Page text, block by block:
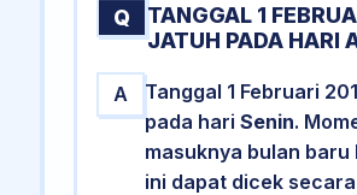
Q
TANGGAL 1
JATUH PADA HARI
A
Tanggal 1 Februari
pada hari Senin.
masuknya bulan baru
ini dapat dicek secara